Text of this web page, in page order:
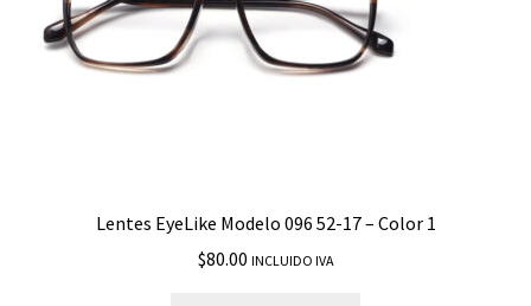
Lentes EyeLike Modelo 096 52-17 – Color 1
$80.00 INCLUIDO IVA